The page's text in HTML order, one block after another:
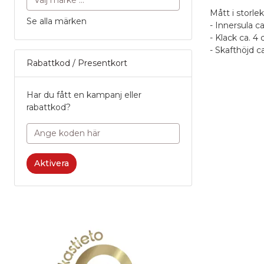
Se alla märken
Rabattkod / Presentkort
Har du fått en kampanj eller
rabattkod?
Aktivera
Mått i
- Innersula
- Klack ca. 4
- Skafthöjd